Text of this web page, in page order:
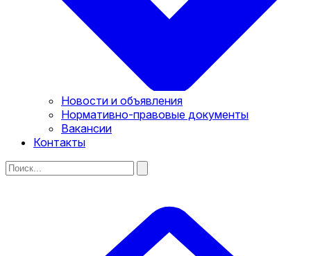
Новости и объявления
Нормативно-правовые документы
Вакансии
Контакты